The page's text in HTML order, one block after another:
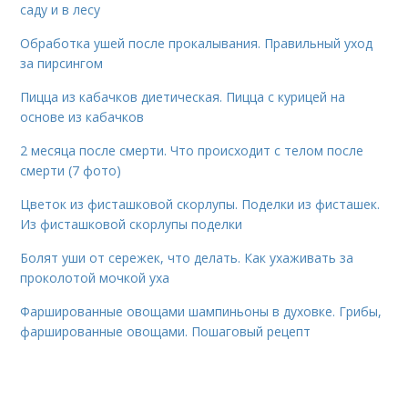
саду и в лесу
Обработка ушей после прокалывания. Правильный уход
за пирсингом
Пицца из кабачков диетическая. Пицца с курицей на
основе из кабачков
2 месяца после смерти. Что происходит с телом после
смерти (7 фото)
Цветок из фисташковой скорлупы. Поделки из фисташек.
Из фисташковой скорлупы поделки
Болят уши от сережек, что делать. Как ухаживать за
проколотой мочкой уха
Фаршированные овощами шампиньоны в духовке. Грибы,
фаршированные овощами. Пошаговый рецепт